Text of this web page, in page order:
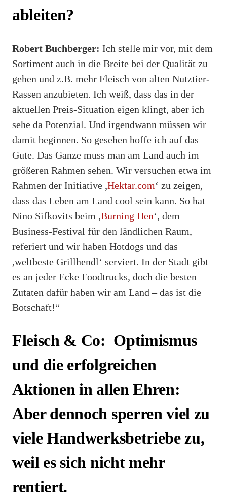
ableiten?
Robert Buchberger: Ich stelle mir vor, mit dem
Sortiment auch in die Breite bei der Qualität zu
gehen und z.B. mehr Fleisch von alten Nutztier-
Rassen anzubieten. Ich weiß, dass das in der
aktuellen Preis-Situation eigen klingt, aber ich
sehe da Potenzial. Und irgendwann müssen wir
damit beginnen. So gesehen hoffe ich auf das
Gute. Das Ganze muss man am Land auch im
größeren Rahmen sehen. Wir versuchen etwa im
Rahmen der Initiative ,Hektar.com‘ zu zeigen,
dass das Leben am Land cool sein kann. So hat
Nino Sifkovits beim ,Burning Hen‘, dem
Business-Festival für den ländlichen Raum,
referiert und wir haben Hotdogs und das
,weltbeste Grillhendl‘ serviert. In der Stadt gibt
es an jeder Ecke Foodtrucks, doch die besten
Zutaten dafür haben wir am Land – das ist die
Botschaft!“
Fleisch & Co: Optimismus
und die erfolgreichen
Aktionen in allen Ehren:
Aber dennoch sperren viel zu
viele Handwerksbetriebe zu,
weil es sich nicht mehr
rentiert.